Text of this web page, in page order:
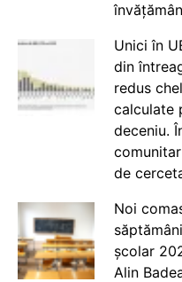
Unici în
din
redus
calculate
deceniu.
de
Noi
școlar
Alin